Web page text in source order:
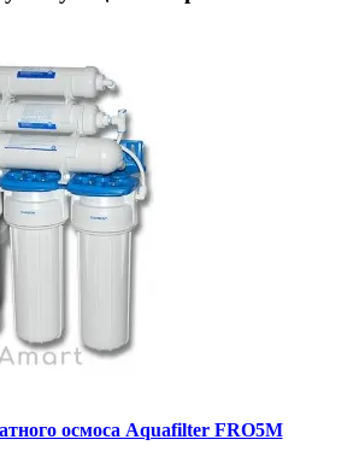
осмоса Aquafilter FRO5M